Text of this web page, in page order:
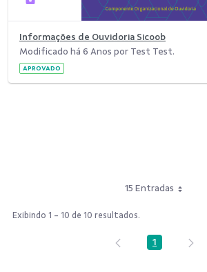
Informações de Ouvidoria Sicoob
Modificado há 6 Anos por Test Test.
APROVADO
15 Entradas
Exibindo 1 - 10 de 10 resultados.
Página
1